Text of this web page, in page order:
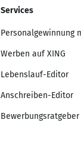
Services
Personalgewinnung
Werben auf XING
Lebenslauf-Editor
Anschreiben-Editor
Bewerbungsratgeber